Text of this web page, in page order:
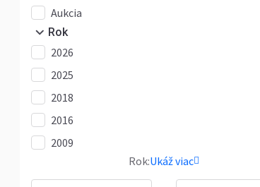
Aukcia
Rok
2026
2025
2018
2016
2009
Rok:Ukáž viac